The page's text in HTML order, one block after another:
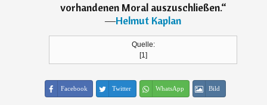
vorhandenen Moral auszuschließen.“
―Helmut Kaplan
Quelle:
[1]
Facebook Twitter WhatsApp Bild